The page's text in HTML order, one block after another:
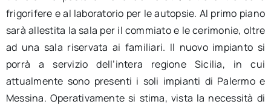
frigorifere e al laboratorio per le autopsie. Al primo piano
sarà allestita la sala per il commiato e le cerimonie, oltre
ad una sala riservata ai familiari. Il nuovo impianto si
porrà a servizio dell’intera regione Sicilia, in cui
attualmente sono presenti i soli impianti di Palermo e
Messina. Operativamente si stima, vista la necessità di